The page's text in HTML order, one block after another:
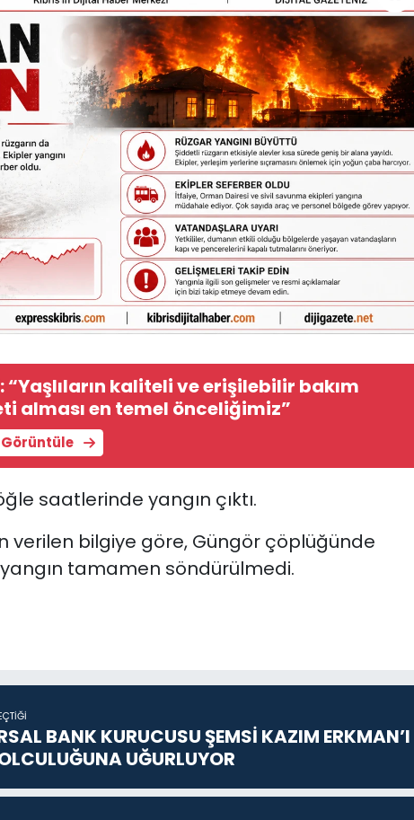
“Yaşlıların kaliteli ve erişilebilir bakım
alması en temel önceliğimiz”
saatlerinde yangın çıktı.
verilen bilgiye göre, Güngör çöplüğünde
tamamen söndürülmedi.
BANK KURUCUSU ŞEMSİ KAZIM ERKMAN’I
UĞURLUYOR